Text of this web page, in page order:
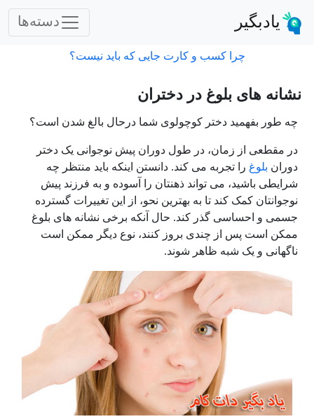
یادبگیر دسته‌ها
چرا کسب و کارت جایی که باید نیست؟
نشانه های بلوغ در دختران
چه طور بفهمید دختر کوچولوی شما درحال بالغ شدن است؟
در مقطعی از زمان، در طول دوران پیش نوجوانی یک دختر
دوران بلوغ را تجربه می کند. دانستن اینکه باید منتظر چه
شرایطی باشید، می تواند ذهنتان را آسوده و به فرزند پیش
نوجوانتان کمک کند تا به بهترین نحو، از این تغییرات گسترده
جسمی و احساسی گذر کند. حال آنکه برخی نشانه های بلوغ
ممکن است پس از چندی بروز کنند، نوع دیگر ممکن است
ناگهانی و یک شبه ظاهر شوند.